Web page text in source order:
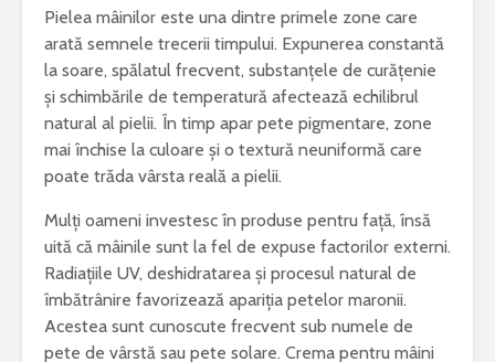
Pielea mâinilor este una dintre primele zone care
arată semnele trecerii timpului. Expunerea constantă
la soare, spălatul frecvent, substanțele de curățenie
și schimbările de temperatură afectează echilibrul
natural al pielii. În timp apar pete pigmentare, zone
mai închise la culoare și o textură neuniformă care
poate trăda vârsta reală a pielii.
Mulți oameni investesc în produse pentru față, însă
uită că mâinile sunt la fel de expuse factorilor externi.
Radiațiile UV, deshidratarea și procesul natural de
îmbătrânire favorizează apariția petelor maronii.
Acestea sunt cunoscute frecvent sub numele de
pete de vârstă sau pete solare. Crema pentru mâini
Ce poți vizita într-
un weekend în
județul Gorj
Ziua Mondială a
Bolilor Rare. De ce
există această zi și
care este mesajul
transmis la nivel
Sony
rămâne
frigorifice
și cum